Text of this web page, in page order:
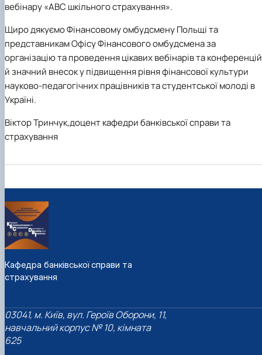
вебінару «ABC шкільного страхування».
Щиро дякуємо Фінансовому омбудсмену Польщі та
представникам Офісу Фінансового омбудсмена за
організацію та проведення цікавих вебінарів та конференцій
й значний внесок у підвищення рівня фінансової культури
науково-педагогічних працівників та студентської молоді в
Україні.
Віктор Тринчук,доцент кафедри банківської справи та
страхування
Кафедра банківської справи та
страхування
03041, м. Київ, вул. Героїв Оборони, 11,
навчальний корпус № 10, кімната
625